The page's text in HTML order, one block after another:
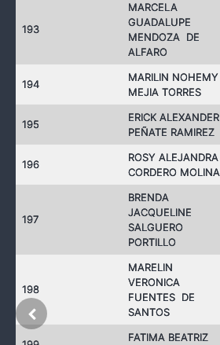
193
MARCELA
GUADALUPE
MENDOZA DE
ALFARO
194
MARILIN NOHEMY
MEJIA TORRES
195
ERICK ALEXANDER
PEÑATE RAMIREZ
196
ROSY ALEJANDRA
CORDERO MOLINA
197
BRENDA
JACQUELINE
SALGUERO
PORTILLO
198
MARELIN
VERONICA
FUENTES DE
SANTOS
FATIMA BEATRIZ